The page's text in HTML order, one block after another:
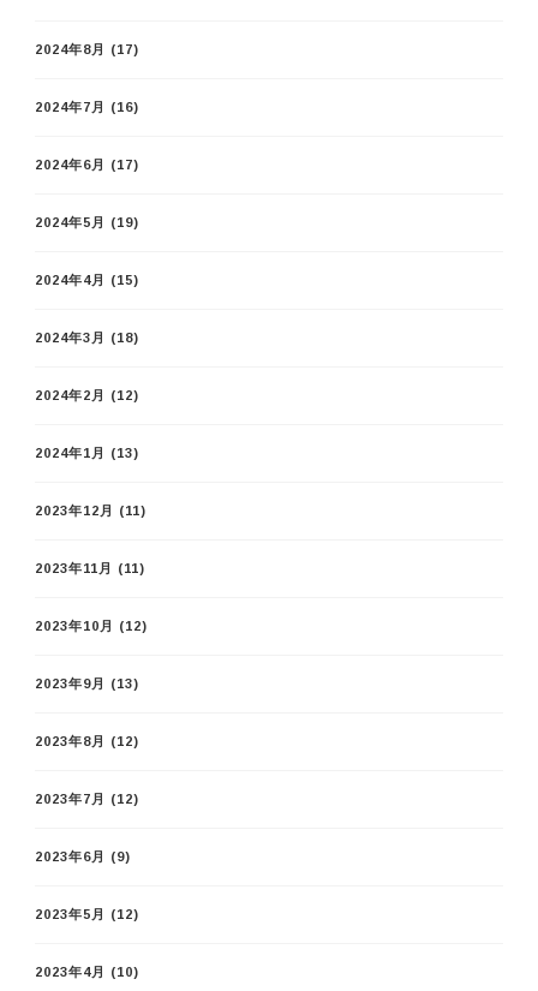
2024年8月 (17)
2024年7月 (16)
2024年6月 (17)
2024年5月 (19)
2024年4月 (15)
2024年3月 (18)
2024年2月 (12)
2024年1月 (13)
2023年12月 (11)
2023年11月 (11)
2023年10月 (12)
2023年9月 (13)
2023年8月 (12)
2023年7月 (12)
2023年6月 (9)
2023年5月 (12)
2023年4月 (10)